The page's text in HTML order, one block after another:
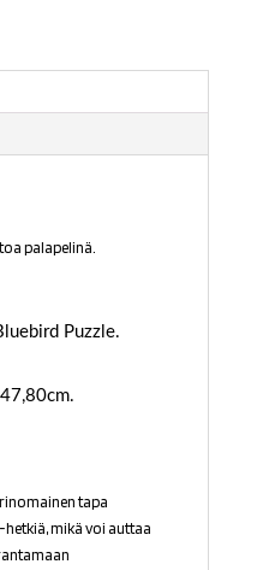
palapelinä.
Puzzle.
tapa
mikä voi auttaa